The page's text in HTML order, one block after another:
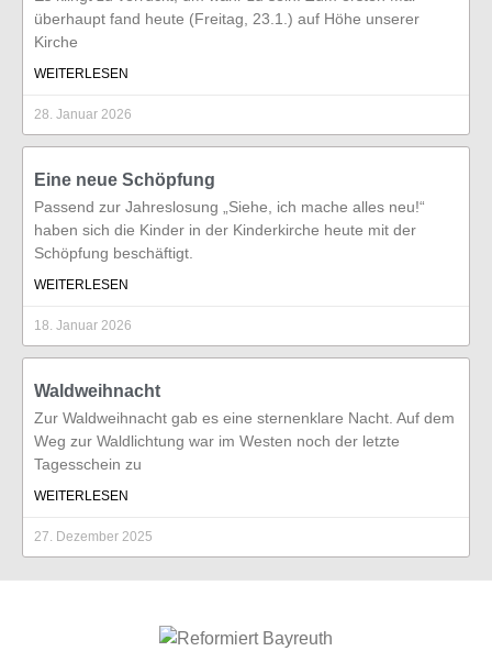
überhaupt fand heute (Freitag, 23.1.) auf Höhe unserer
Kirche
WEITERLESEN
28. Januar 2026
Eine neue Schöpfung
Passend zur Jahreslosung „Siehe, ich mache alles neu!“
haben sich die Kinder in der Kinderkirche heute mit der
Schöpfung beschäftigt.
WEITERLESEN
18. Januar 2026
Waldweihnacht
Zur Waldweihnacht gab es eine sternenklare Nacht. Auf dem
Weg zur Waldlichtung war im Westen noch der letzte
Tagesschein zu
WEITERLESEN
27. Dezember 2025